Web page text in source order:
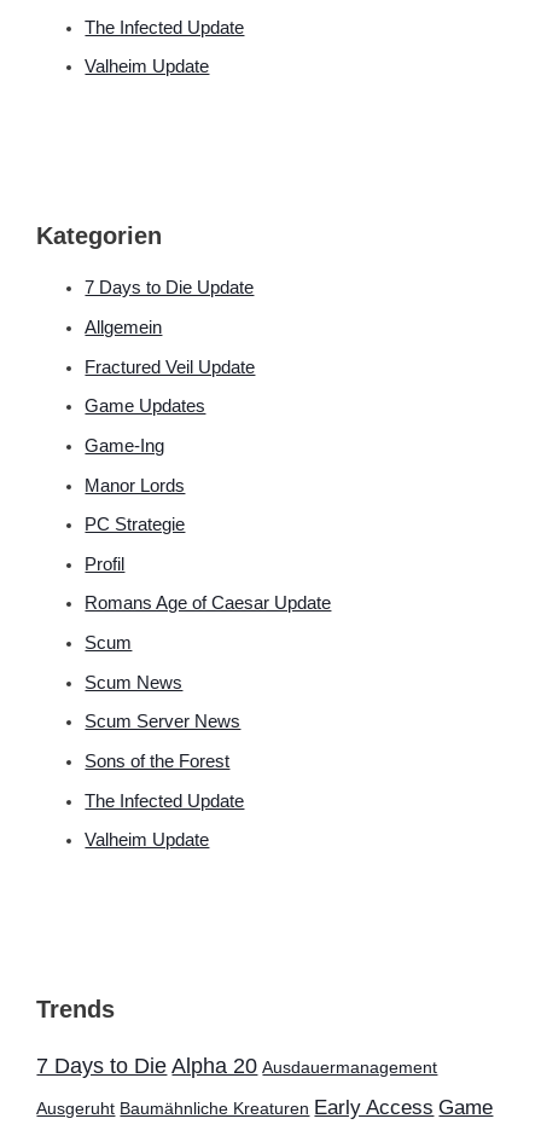
The Infected Update
Valheim Update
Kategorien
7 Days to Die Update
Allgemein
Fractured Veil Update
Game Updates
Game-Ing
Manor Lords
PC Strategie
Profil
Romans Age of Caesar Update
Scum
Scum News
Scum Server News
Sons of the Forest
The Infected Update
Valheim Update
Trends
7 Days to Die Alpha 20 Ausdauermanagement
Ausgeruht Baumähnliche Kreaturen Early Access Game